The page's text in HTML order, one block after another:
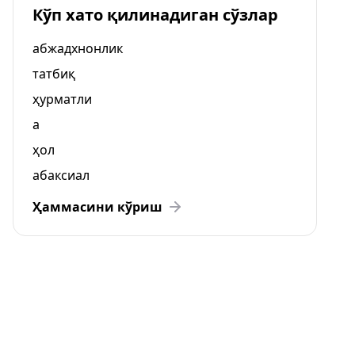
Кўп хато қилинадиган сўзлар
абжадхнонлик
татбиқ
ҳурматли
а
ҳол
абаксиал
Ҳаммасини кўриш